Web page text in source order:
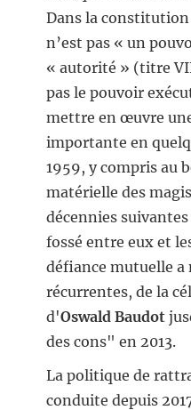
Dans la constitution
n’est pas « un
« autorité » (titre
pas le pouvoir
mettre en œuvre
importante en
1959, y compris au
matérielle des
décennies
fossé entre eux et
défiance mutuelle a
récurrentes, de la
d'Oswald Baudot
des cons" en 2013.
La politique de
conduite depuis